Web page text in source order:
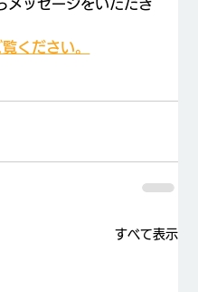
メッセージをいただき
ください。
すべて表示